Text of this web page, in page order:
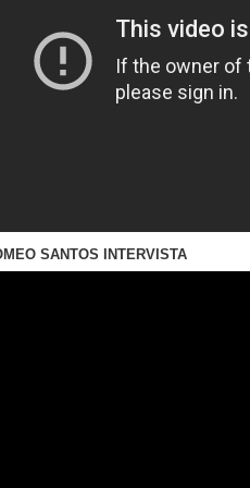
SANTOS INTERVISTA